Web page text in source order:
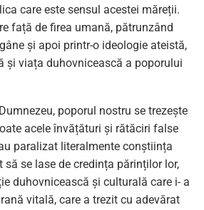
care este sensul acestei măreții.
față de firea umană, pătrunzând
și apoi printr-o ideologie ateistă,
și viața duhovnicească a poporului
poporul nostru se trezește
acele învățături și rătăciri false
paralizat literalmente conștiința
să se lase de credința părinților lor,
duhovnicească și culturală care i- a
vitală, care a trezit cu adevărat